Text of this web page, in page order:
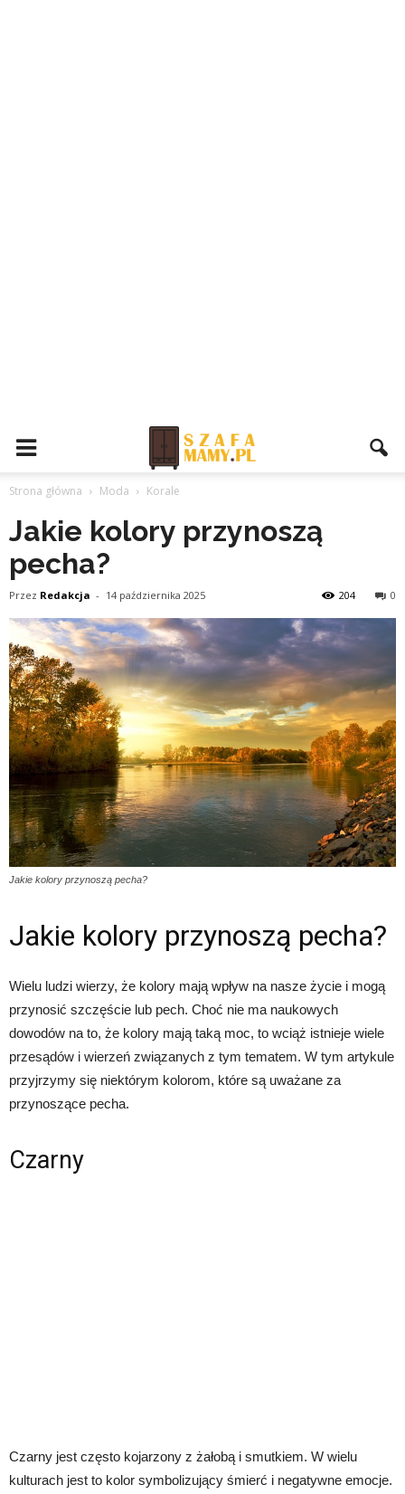
Strona główna Moda Korale
Jakie kolory przynoszą
pecha?
Przez Redakcja - 14 października 2025 0
204
Jakie kolory przynoszą pecha?
Jakie kolory przynoszą pecha?
Wielu ludzi wierzy, że kolory mają wpływ na nasze życie i mogą
przynosić szczęście lub pech. Choć nie ma naukowych
dowodów na to, że kolory mają taką moc, to wciąż istnieje wiele
przesądów i wierzeń związanych z tym tematem. W tym artykule
przyjrzymy się niektórym kolorom, które są uważane za
przynoszące pecha.
Czarny
Czarny jest często kojarzony z żałobą i smutkiem. W wielu
kulturach jest to kolor symbolizujący śmierć i negatywne emocje.